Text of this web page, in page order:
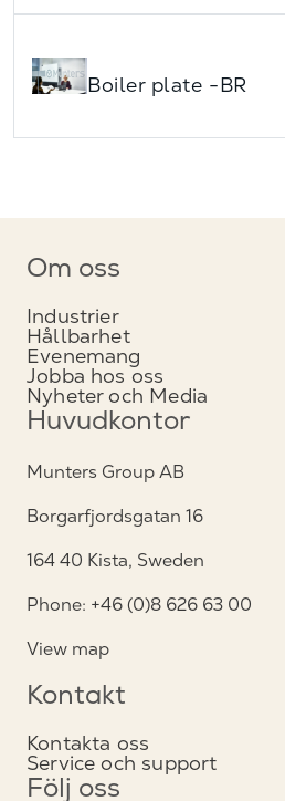
Boiler plate -BR
Om oss
Industrier
Hållbarhet
Evenemang
Jobba hos oss
Nyheter och Media
Huvudkontor
Munters Group AB
Borgarfjordsgatan 16
164 40 Kista, Sweden
Phone: +46 (0)8 626 63 00
View map
Kontakt
Kontakta oss
Service och support
Följ oss